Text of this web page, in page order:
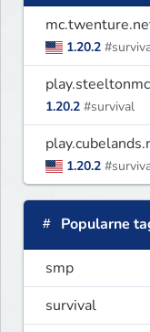
1.20.2
1.20.2 #survival
1.20.2
Popularne
smp
survival